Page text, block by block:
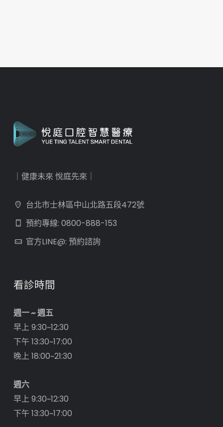
｜健康未來 悅庭先來｜
台北市士林區中山北路五段472號
預約專線: 0800-888-153
官方LINE@: 預約諮詢
看診時間
週一 ~ 週五
早上 9:30~12:30
下午 13:30~17:00
晚上 18:00~21:30
週六
早上 9:30~12:30
下午 13:30~17:00